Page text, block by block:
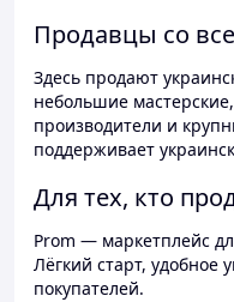
Продавцы со
Здесь продают
небольшие
производители и
поддерживает
Для тех, кто
Prom — маркетплейс
Лёгкий старт, удобное
покупателей.